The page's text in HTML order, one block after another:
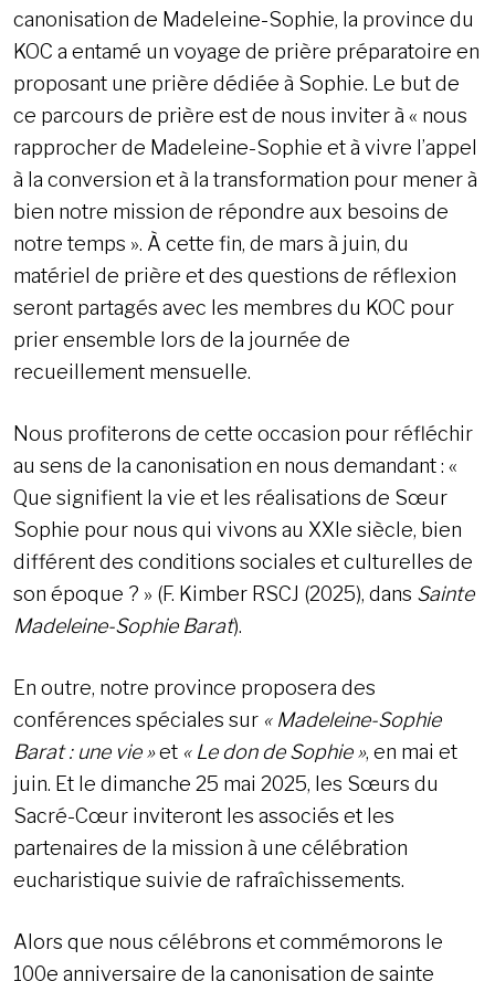
canonisation de Madeleine-Sophie, la province du
KOC a entamé un voyage de prière préparatoire en
proposant une prière dédiée à Sophie. Le but de
ce parcours de prière est de nous inviter à « nous
rapprocher de Madeleine-Sophie et à vivre l’appel
à la conversion et à la transformation pour mener à
bien notre mission de répondre aux besoins de
notre temps ». À cette fin, de mars à juin, du
matériel de prière et des questions de réflexion
seront partagés avec les membres du KOC pour
prier ensemble lors de la journée de
recueillement mensuelle.
Nous profiterons de cette occasion pour réfléchir
au sens de la canonisation en nous demandant : «
Que signifient la vie et les réalisations de Sœur
Sophie pour nous qui vivons au XXIe siècle, bien
différent des conditions sociales et culturelles de
son époque ? » (F. Kimber RSCJ (2025), dans Sainte
Madeleine-Sophie Barat).
En outre, notre province proposera des
conférences spéciales sur « Madeleine-Sophie
Barat : une vie »et « Le don de Sophie », en mai et
juin. Et le dimanche 25 mai 2025, les Sœurs du
Sacré-Cœur inviteront les associés et les
partenaires de la mission à une célébration
eucharistique suivie de rafraîchissements.
Alors que nous célébrons et commémorons le
100e anniversaire de la canonisation de sainte